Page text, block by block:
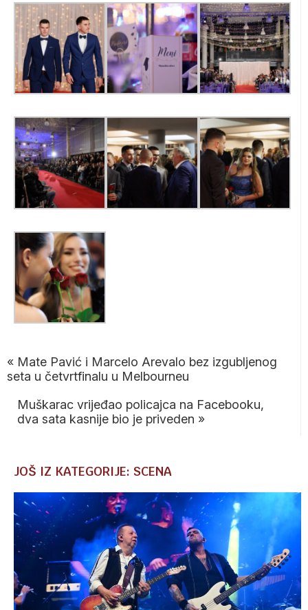
« Mate Pavić i Marcelo Arevalo bez izgubljenog
seta u četvrtfinalu u Melbourneu
Muškarac vrijeđao policajca na Facebooku,
dva sata kasnije bio je priveden »
JOŠ IZ KATEGORIJE: SCENA